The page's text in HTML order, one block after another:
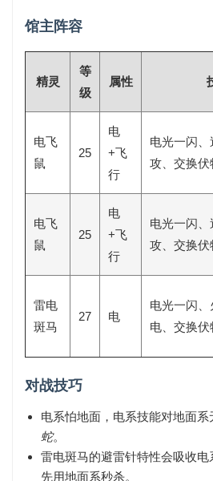
馆主阵容
精灵
等
级
属性
电飞
鼠
25
电
+飞
行
电光一闪
攻、交换伏
电飞
鼠
25
电
+飞
行
电光一闪
攻、交换伏
雷电
斑马
27 电
电光一闪
电、交换伏
对战技巧
电系怕地面 ，电系技能对地面
蛇。
雷电斑马的避雷针特性会吸收
先用地面系秒杀。